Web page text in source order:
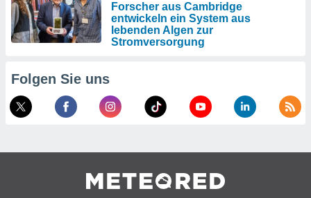
Forscher aus Cambridge
entwickeln ein System aus
lebenden Algen zur
Stromversorgung
Folgen Sie uns